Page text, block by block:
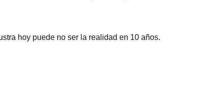
hoy puede no ser la realidad en 10 años.